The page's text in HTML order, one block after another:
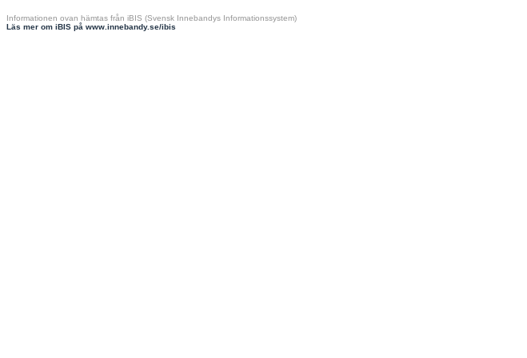
Informationen ovan hämtas från iBIS (Svensk Innebandys Informationssystem)
Läs mer om iBIS på www.innebandy.se/ibis